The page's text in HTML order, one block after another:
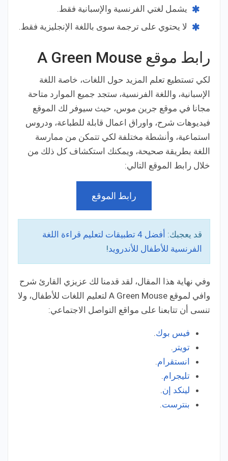
يشمل لغتي الفرنسية والإسبانية فقط.
لا يحتوي على ترجمة سوى باللغة الإنجليزية فقط.
رابط موقع A Green Mouse
لكي تستطيع تعلم المزيد حول اللغات، خاصة اللغة
الإسبانية، واللغة الفرنسية، ستجد جميع الموارد متاحة
مجانا في موقع جرين موس، حيث سيوفر لك الموقع
فيديوهات شرح، واوراق اعمال قابلة للطباعة، ودروس
استماعية، وأنشطة مختلفة لكي تتمكن من ممارسة
اللغة بطريقة صحيحة، ويمكنك استكشاف كل ذلك من
خلال رابط الموقع التالي:
رابط الموقع
قد يعجبك:
أفضل 4 تطبيقات لتعليم قراءة اللغة
الفرنسية للأطفال للأندرويد!
وفي نهاية هذا المقال، لقد قدمنا لك عزيزي القارئ شرح
وافي لموقع A Green Mouse لتعليم اللغات للأطفال، ولا
تنسى أن تتابعنا على مواقع التواصل الاجتماعي:
فيس بوك.
تويتر .
انستقرام.
تليجرام.
لينكد إن.
بنترست.